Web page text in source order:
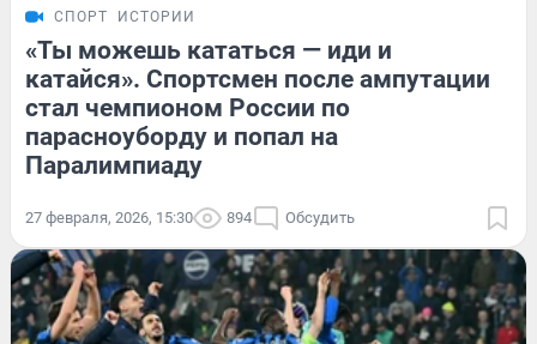
СПОРТ ИСТОРИИ
«Ты можешь кататься — иди и
катайся». Спортсмен после ампутации
стал чемпионом России по
парасноуборду и попал на
Паралимпиаду
27 февраля, 2026, 15:30 894 Обсудить